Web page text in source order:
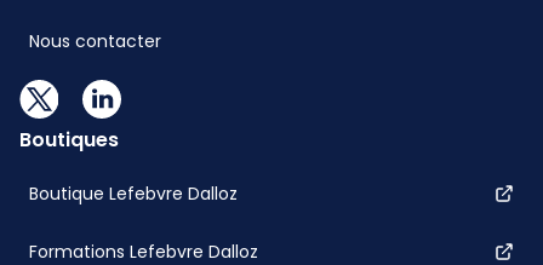
Nous contacter
Boutiques
Boutique Lefebvre Dalloz
Formations Lefebvre Dalloz